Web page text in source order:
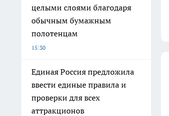
целыми слоями благодаря
обычным бумажным
полотенцам
15:30
Единая Россия предложила
ввести единые правила и
проверки для всех
аттракционов